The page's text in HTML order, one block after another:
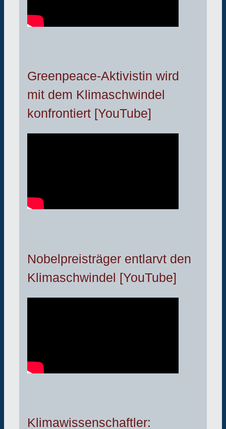
Greenpeace-Aktivistin wird
mit dem Klimaschwindel
konfrontiert [YouTube]
Nobelpreisträger entlarvt den
Klimaschwindel [YouTube]
Klimawissenschaftler: